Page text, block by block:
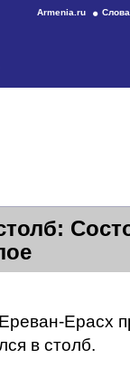
Armenia.ru
Ерасх
в столб.